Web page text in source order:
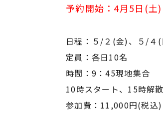
予約開始：4月5日(土)
日程：５/２(金)、５/４(
定員：各日10名
時間：9：45現地集合
10時スタート、15時解散
参加費：11,000円(税込)